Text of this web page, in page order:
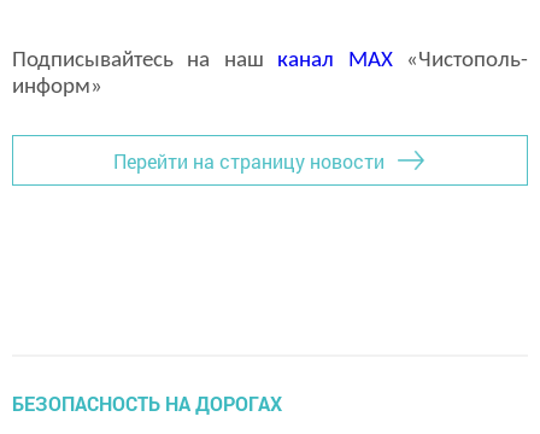
Подписывайтесь на наш канал MAX«Чистополь-
информ»
Перейти на страницу новости
БЕЗОПАСНОСТЬ НА ДОРОГАХ